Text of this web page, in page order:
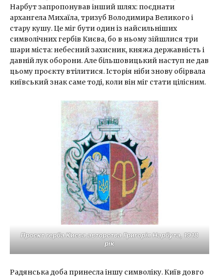
Нарбут запропонував інший шлях: поєднати
архангела Михаїла, тризуб Володимира Великого і
стару кушу. Це міг бути один із найсильніших
символічних гербів Києва, бо в ньому зійшлися три
шари міста: небесний захисник, княжа державність і
давній лук оборони. Але більшовицький наступ не дав
цьому проєкту втілитися. Історія ніби знову обірвала
київський знак саме тоді, коли він міг стати цілісним.
Проєкт герба Києва авторства Григорія Нарбута, 1918
рік
Радянська доба принесла іншу символіку. Київ довго